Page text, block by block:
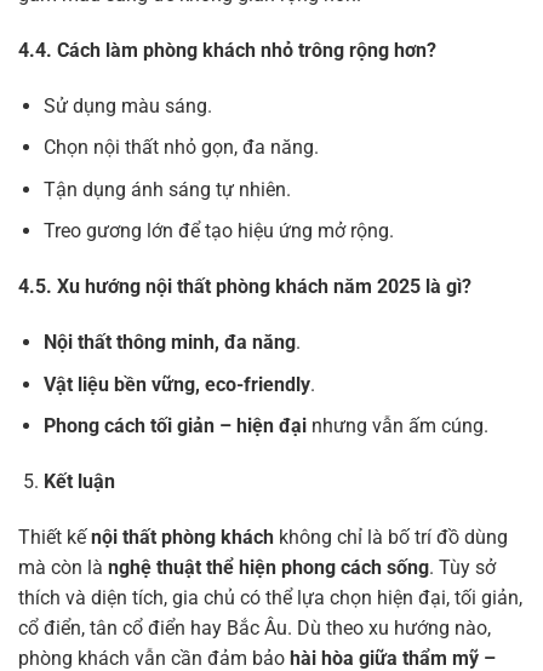
4.4. Cách làm phòng khách nhỏ trông rộng hơn?
Sử dụng màu sáng.
Chọn nội thất nhỏ gọn, đa năng.
Tận dụng ánh sáng tự nhiên.
Treo gương lớn để tạo hiệu ứng mở rộng.
4.5. Xu hướng nội thất phòng khách năm 2025 là gì?
Nội thất thông minh, đa năng.
Vật liệu bền vững, eco-friendly.
Phong cách tối giản – hiện đạinhưng vẫn ấm cúng.
Kết luận
Thiết kếnội thất phòng khách không chỉ là bố trí đồ dùng
mà còn là nghệ thuật thể hiện phong cách sống. Tùy sở
thích và diện tích, gia chủ có thể lựa chọn hiện đại, tối giản,
cổ điển, tân cổ điển hay Bắc Âu. Dù theo xu hướng nào,
phòng khách vẫn cần đảm bảo hài hòa giữa thẩm mỹ –